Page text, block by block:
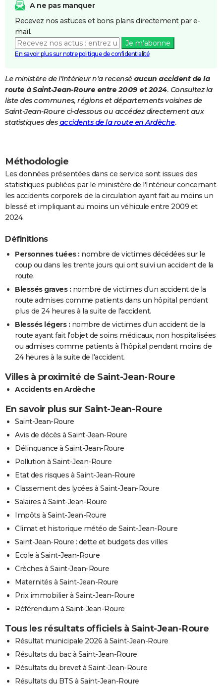
Destinations
City break
Voyage nature
Voyage de noces
Forum
Climat
PHOTO
GUIDES D'ACHAT
BONS PLANS
Carte de Noël
Carte Bonne année
Carte Saint-Valentin
Carte Pâques
Carte d'anniversaire
DICTIONNAIRE
Dictionnaire
Biographies
Citations
Expressions
Proverbes
PROGRAMME TV
FORUM
Bricolage
Television
A ne pas manquer
Recevez nos astuces et bons plans directement par e-
mail.
Je m'abonne
En savoir plus sur notre politique de confidentialité
Le ministère de l'Intérieur n'a recensé aucun accident de la
route à Saint-Jean-Roure entre 2009 et 2024. Consultez la
liste des communes, régions et départements voisines de
Saint-Jean-Roure ci-dessous ou accédez directement aux
statistiques des accidents de la route en Ardèche.
Méthodologie
Les données présentées dans ce service sont issues des
statistiques publiées par le ministère de l'Intérieur concernant
les accidents corporels de la circulation ayant fait au moins un
blessé et impliquant au moins un véhicule entre 2009 et
2024.
Définitions
Personnes tuées : nombre de victimes décédées sur le
coup ou dans les trente jours qui ont suivi un accident de la
route.
Blessés graves : nombre de victimes d'un accident de la
route admises comme patients dans un hôpital pendant
plus de 24 heures à la suite de l'accident.
Blessés légers : nombre de victimes d'un accident de la
route ayant fait l'objet de soins médicaux, non hospitalisées
ou admises comme patients à l'hôpital pendant moins de
24 heures à la suite de l'accident.
Villes à proximité de Saint-Jean-Roure
Accidents en Ardèche
En savoir plus sur Saint-Jean-Roure
Saint-Jean-Roure
Avis de décès à Saint-Jean-Roure
Délinquance à Saint-Jean-Roure
Pollution à Saint-Jean-Roure
Etat des risques à Saint-Jean-Roure
Classement des lycées à Saint-Jean-Roure
Salaires à Saint-Jean-Roure
Impôts à Saint-Jean-Roure
Climat et historique météo de Saint-Jean-Roure
Saint-Jean-Roure : dette et budgets des villes
Ecole à Saint-Jean-Roure
Crèches à Saint-Jean-Roure
Maternités à Saint-Jean-Roure
Prix immobilier à Saint-Jean-Roure
Référendum à Saint-Jean-Roure
Tous les résultats officiels à Saint-Jean-Roure
Résultat municipale 2026 à Saint-Jean-Roure
Résultats du bac à Saint-Jean-Roure
Résultats du brevet à Saint-Jean-Roure
Résultats du BTS à Saint-Jean-Roure